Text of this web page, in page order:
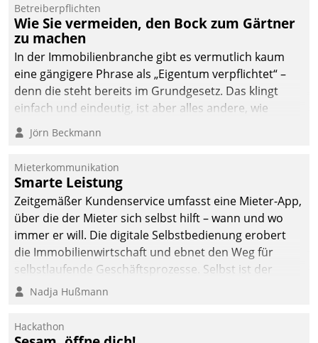
Datatrain ermöglicht
automatisiert ausgelöste,
zielgerichtete
Mieterbefragungen – eine
starke Grundlage für
intelligente,
Entscheidungen.
Betreiberpflichten
Wie Sie vermeiden, den Bock zum Gärtner
zu machen
In der Immobilienbranche gibt es vermutlich kaum
eine gängigere Phrase als „Eigentum verpflichtet“ –
denn die steht bereits im Grundgesetz. Das klingt
einfach und eindeutig, ist aber alles andere, wie
Branchenbeschäftigte wissen. Denn mit der
Verantwortung folgen Verpflichtungen.
Jörn Beckmann
Mieterkommunikation
Smarte Leistung
Zeitgemäßer Kundenservice umfasst eine Mieter-App,
über die der Mieter sich selbst hilft – wann und wo
immer er will. Die digitale Selbstbedienung erobert
die Immobilienwirtschaft und ebnet den Weg für
selbstlaufende Geschäftsprozesse. Selbst ist der
Kunde und smart der Serviceanbieter.
Nadja Hußmann
Hackathon